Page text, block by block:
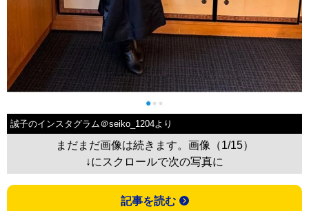
誠子のインスタグラム＠seiko_1204より
まだまだ画像は続きます。画像（1/15）
↓にスクロールで次の写真に
記事を読む